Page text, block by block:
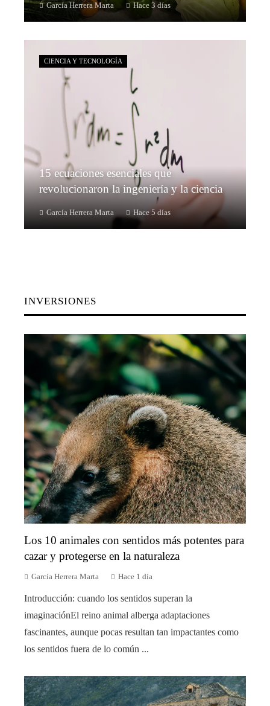
García Herrera Marta Hace 3 días
CIENCIA Y TECNOLOGÍA
15 ecuaciones esenciales que
revolucionaron la ingeniería y la ciencia
García Herrera Marta Hace 5 días
INVERSIONES
Los 10 animales con sentidos más potentes para
cazar y protegerse en la naturaleza
García Herrera Marta Hace 1 día
Introducción: cuando los sentidos superan la
imaginaciónEl reino animal alberga adaptaciones
fascinantes, aunque pocas resultan tan impactantes como
los sentidos fuera de lo común ...